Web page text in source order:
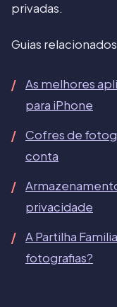
privadas.
Guias relacionados
As melhores
para iPhone
Cofres de
conta
privacidade
A Partilha
fotografias?